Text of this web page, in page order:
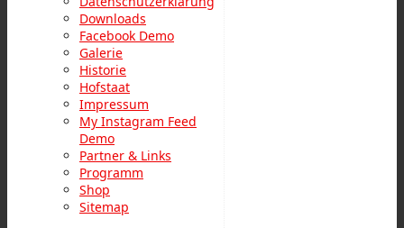
Downloads
Facebook Demo
Galerie
Historie
Hofstaat
Impressum
My Instagram Feed
Demo
Partner & Links
Programm
Shop
Sitemap